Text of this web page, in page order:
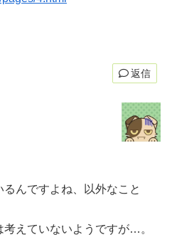
返信
んですよね、以外なこと
えていないようですが…。